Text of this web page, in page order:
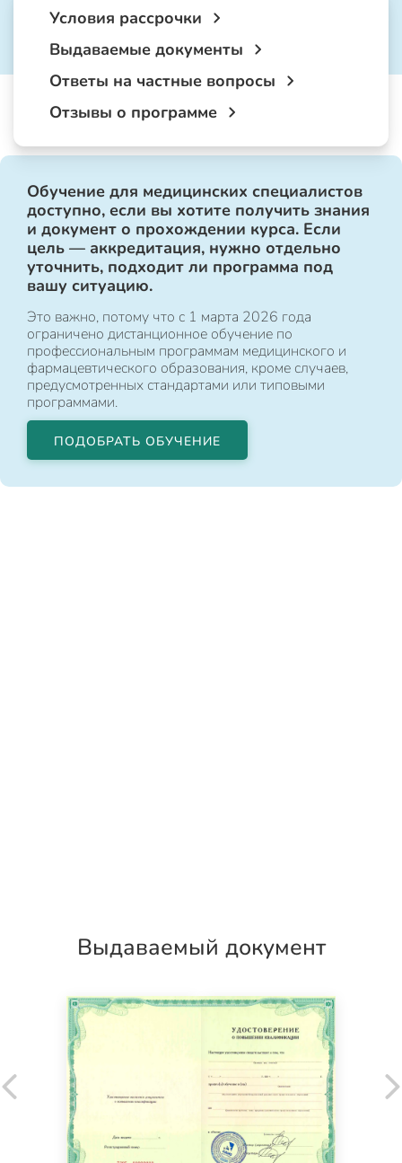
Условия рассрочки
Выдаваемые документы
Ответы на частные вопросы
Отзывы о программе
Обучение для медицинских специалистов
доступно, если вы хотите получить знания
и документ о прохождении курса. Если
цель — аккредитация, нужно отдельно
уточнить, подходит ли программа под
вашу ситуацию.
Это важно, потому что с 1 марта 2026 года
ограничено дистанционное обучение по
профессиональным программам медицинского и
фармацевтического образования, кроме случаев,
предусмотренных стандартами или типовыми
программами.
ПОДОБРАТЬ ОБУЧЕНИЕ
Выдаваемый документ